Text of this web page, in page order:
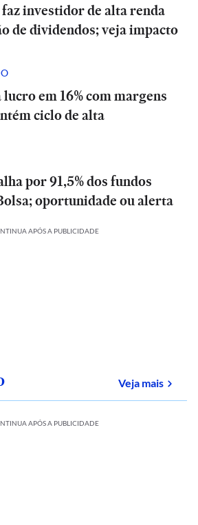
investidor de alta renda
de dividendos; veja impacto
em 16% com margens
ciclo de alta
por 91,5% dos fundos
oportunidade ou alerta
APÓS A PUBLICIDADE
Veja maissobre
APÓS A PUBLICIDADE